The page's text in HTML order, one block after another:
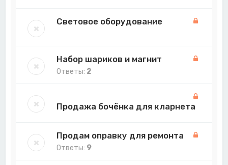
Световое оборудование
Набор шариков и магнит
Ответы: 2
Продажа бочёнка для кларнета
Продам оправку для ремонта
Ответы: 9